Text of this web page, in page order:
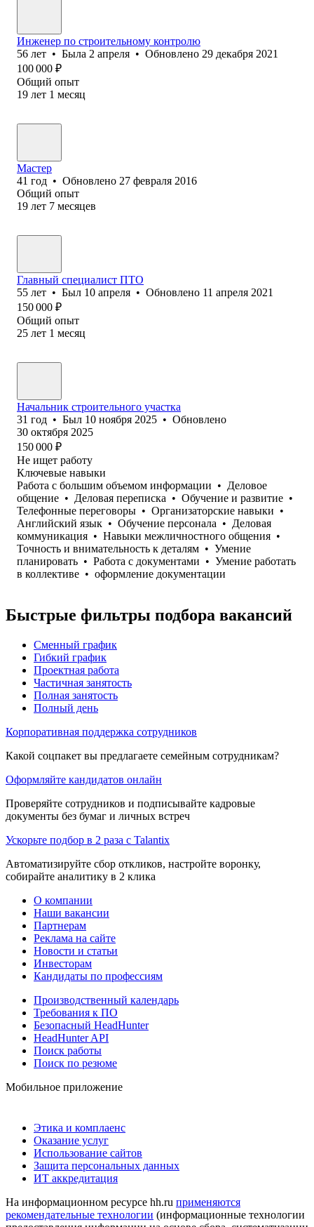
Инженер по строительному контролю
56 лет • Была 2 апреля • Обновлено 29 декабря 2021
100 000 ₽
Общий опыт
19 лет 1 месяц
Мастер
41 год • Обновлено 27 февраля 2016
Общий опыт
19 лет 7 месяцев
Главный специалист ПТО
55 лет • Был 10 апреля • Обновлено 11 апреля 2021
150 000 ₽
Общий опыт
25 лет 1 месяц
Начальник строительного участка
31 год • Был 10 ноября 2025 • Обновлено
30 октября 2025
150 000 ₽
Не ищет работу
Ключевые навыки
Работа с большим объемом информации • Деловое
общение • Деловая переписка • Обучение и развитие •
Телефонные переговоры • Организаторские навыки •
Английский язык • Обучение персонала • Деловая
коммуникация • Навыки межличностного общения •
Точность и внимательность к деталям • Умение
планировать • Работа с документами • Умение работать
в коллективе • оформление документации
Быстрые фильтры подбора вакансий
Сменный график
Гибкий график
Проектная работа
Частичная занятость
Полная занятость
Полный день
Корпоративная поддержка сотрудников
Какой соцпакет вы предлагаете семейным сотрудникам?
Оформляйте кандидатов онлайн
Проверяйте сотрудников и подписывайте кадровые
документы без бумаг и личных встреч
Ускорьте подбор в 2 раза с Talantix
Автоматизируйте сбор откликов, настройте воронку,
собирайте аналитику в 2 клика
О компании
Наши вакансии
Партнерам
Реклама на сайте
Новости и статьи
Инвесторам
Кандидаты по профессиям
Производственный календарь
Требования к ПО
Безопасный HeadHunter
HeadHunter API
Поиск работы
Поиск по резюме
Мобильное приложение
Этика и комплаенс
Оказание услуг
Использование сайтов
Защита персональных данных
ИТ аккредитация
На информационном ресурсе hh.ru применяются
рекомендательные технологии (информационные технологии